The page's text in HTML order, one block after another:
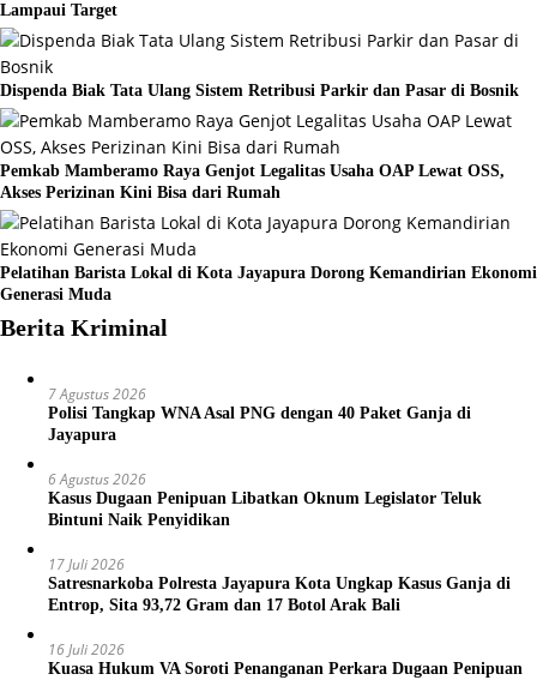
Lampaui Target
Dispenda Biak Tata Ulang Sistem Retribusi Parkir dan Pasar di Bosnik
Pemkab Mamberamo Raya Genjot Legalitas Usaha OAP Lewat OSS,
Akses Perizinan Kini Bisa dari Rumah
Pelatihan Barista Lokal di Kota Jayapura Dorong Kemandirian Ekonomi
Generasi Muda
Berita Kriminal
7 Agustus 2026
Polisi Tangkap WNA Asal PNG dengan 40 Paket Ganja di
Jayapura
6 Agustus 2026
Kasus Dugaan Penipuan Libatkan Oknum Legislator Teluk
Bintuni Naik Penyidikan
17 Juli 2026
Satresnarkoba Polresta Jayapura Kota Ungkap Kasus Ganja di
Entrop, Sita 93,72 Gram dan 17 Botol Arak Bali
16 Juli 2026
Kuasa Hukum VA Soroti Penanganan Perkara Dugaan Penipuan